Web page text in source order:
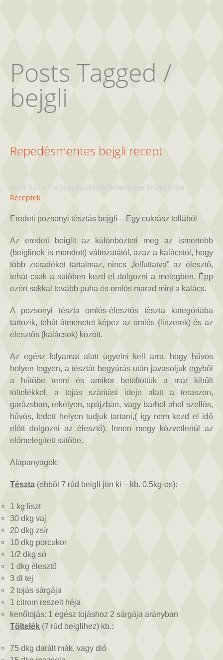
Posts Tagged /
bejgli
Repedésmentes bejgli recept
2018-12-16 - Repedésmentes
bejegyzéshez
a hozzászólások lehetősége kikapcsolva -
Receptek
Eredeti pozsonyi tésztás bejgli – Egy cukrász tollából
Az eredeti beiglit az különbözteti meg az ismertebb
(beiglinek is mondott) változatától, azaz a kalácstól, hogy
több zsiradékot tartalmaz, nincs „felfuttatva” az élesztő,
tehát csak a sütőben kezd el dolgozni a melegben. Épp
ezért sokkal tovább puha és omlós marad mint a kalács.
A pozsonyi tészta omlós-élesztős tészta kategóriába
tartozik, tehát átmenetet képez az omlós (linzerek) és az
élesztős (kalácsok) között.
Az egész folyamat alatt ügyelni kell arra, hogy hűvös
helyen legyen, a tésztát begyúrás után javasoljuk egyből
a hűtőbe tenni és amikor betöltöttük a már kihűlt
töltelékkel, a tojás szárítási ideje alatt a teraszon,
garázsban, erkélyen, spájzban, vagy bárhol ahol szellős,
hűvös, fedett helyen tudjuk tartani,( így nem kezd el idő
előtt dolgozni az élesztő). Innen megy közvetlenül az
előmelegített sütőbe.
Alapanyagok:
Tészta (ebből 7 rúd beigli jön ki – kb. 0,5kg-os):
1 kg liszt
30 dkg vaj
20 dkg zsír
10 dkg porcukor
1/2 dkg só
1 dkg élesztő
3 dl tej
2 tojás sárgája
1 citrom reszelt héja
kenőtojás: 1 egész tojáshoz 2 sárgája arányban
Töltelék (7 rúd beiglihez) kb.:
75 dkg darált mák, vagy dió